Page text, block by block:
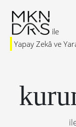
Yapay Zekâ ve